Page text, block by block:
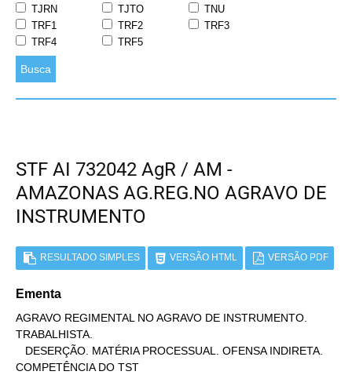
TJRN
TJTO
TNU
TRF1
TRF2
TRF3
TRF4
TRF5
Busca
STF AI 732042 AgR / AM -
AMAZONAS AG.REG.NO AGRAVO DE
INSTRUMENTO
RESULTADO SIMPLES VERSÃO HTML VERSÃO PDF
Ementa
AGRAVO REGIMENTAL NO AGRAVO DE INSTRUMENTO.
TRABALHISTA.
COMPETÊNCIA DO TST